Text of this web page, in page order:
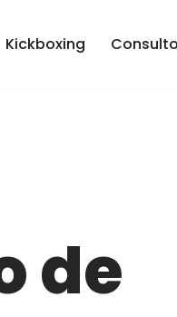
Kickboxing
de